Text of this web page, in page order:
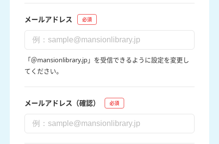
メールアドレス
「＠mansionlibrary.jp」を受信できるように設定を変更し
てください。
メールアドレス（確認）